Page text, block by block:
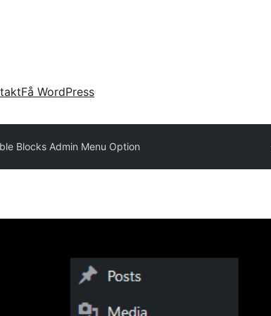
Få WordPress
Blocks Admin Menu Option